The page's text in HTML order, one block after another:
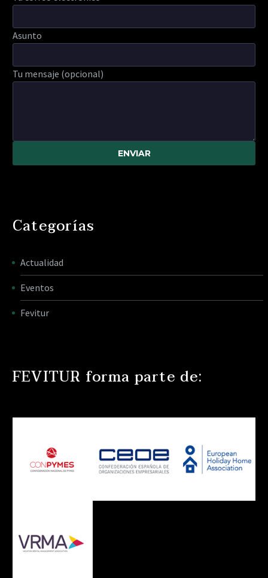
Asunto
Tu mensaje (opcional)
Categorías
Actualidad
Eventos
Fevitur
FEVITUR forma parte de: